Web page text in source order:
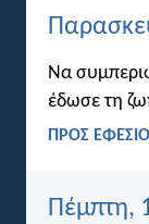
Να
έδωσε τη
ΠΡΟΣ
Πέμπτη,